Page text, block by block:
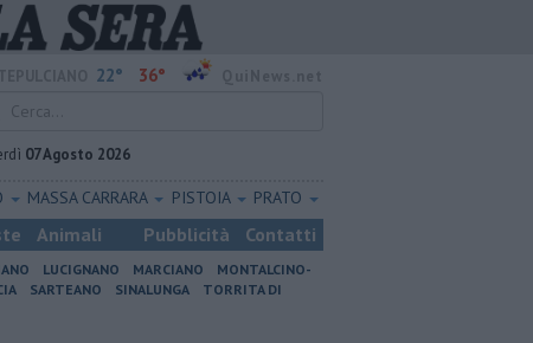
22° 36°
07 Agosto 2026
MASSA CARRARA PISTOIA PRATO
Animali Pubblicità Contatti
LUCIGNANO MARCIANO
MONTALCINO-
SARTEANO SINALUNGA
TORRITA DI